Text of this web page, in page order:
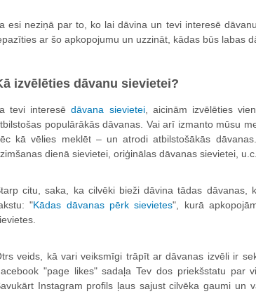
esi neziņā par to, ko lai dāvina un tevi interesē
ar šo apkopojumu un uzzināt, kādas būs labas
izvēlēties dāvanu sievietei?
tevi interesēdāvana sievietei, aicinām izvēlēties
populārākās dāvanas. Vai arī izmanto mūsu
kā vēlies meklēt – un atrodi atbilstošākās
dienā sievietei, oriģinālas dāvanas sievietei, u.c.
citu, saka, ka cilvēki bieži dāvina tādas
"Kādas dāvanas pērk sievietes", kurā
veids, kā vari veiksmīgi trāpīt ar dāvanas izvēli ir
"page likes" sadaļa Tev dos priekšstatu par
Instagram profils ļaus sajust cilvēka gaumi un